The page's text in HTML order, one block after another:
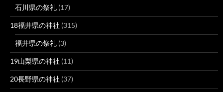
石川県の祭礼 (17)
18福井県の神社 (315)
福井県の祭礼 (3)
19山梨県の神社 (11)
20長野県の神社 (37)